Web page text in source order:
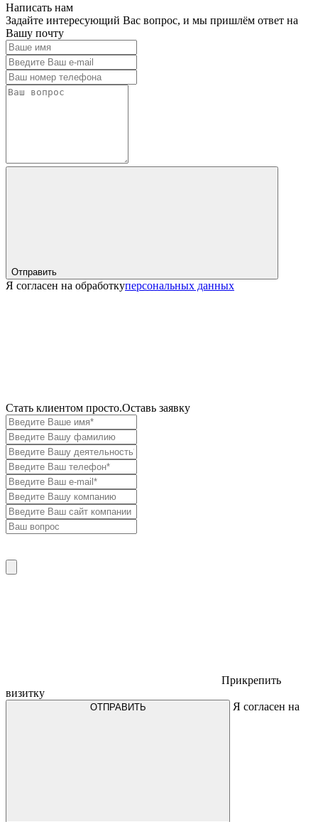
Написать нам
Задайте интересующий Вас вопрос, и мы пришлём ответ на
Вашу почту
Отправить
Я согласен на обработкуперсональных данных
Cтать клиентом просто.Оставь заявку
Прикрепить
визитку
ОТПРАВИТЬ Я согласен на